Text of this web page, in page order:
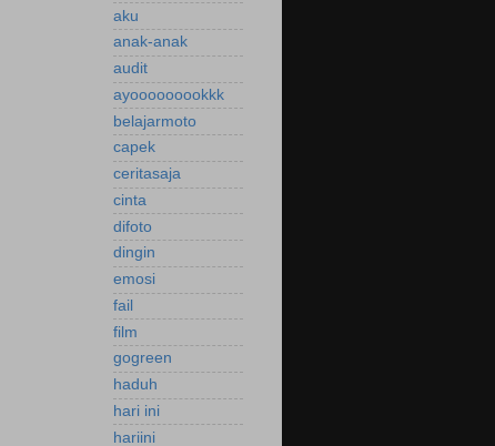
aku
anak-anak
audit
ayooooooookkk
belajarmoto
capek
ceritasaja
cinta
difoto
dingin
emosi
fail
film
gogreen
haduh
hari ini
hariini